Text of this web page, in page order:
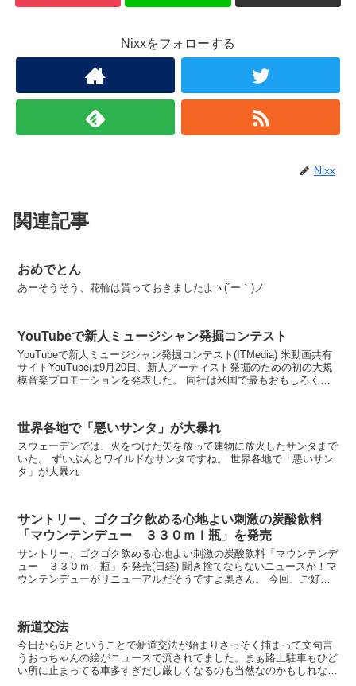
Nixxをフォローする
Nixx
関連記事
おめでとん
あーそうそう、花輪は貰っておきましたよヽ(´ー｀)ノ
YouTubeで新人ミュージシャン発掘コンテスト
YouTubeで新人ミュージシャン発掘コンテスト(ITMedia) 米動画共有
サイトYouTubeは9月20日、新人アーティスト発掘のための初の大規
模音楽プロモーションを発表した。 同社は米国で最もおもしろくク
世界各地で「悪いサンタ」が大暴れ
スウェーデンでは、火をつけた矢を放って建物に放火したサンタまで
いた。 ずいぶんとワイルドなサンタですね。 世界各地で「悪いサン
タ」が大暴れ
サントリー、ゴクゴク飲める心地よい刺激の炭酸飲料
「マウンテンデュー ３３０ｍｌ瓶」を発売
サントリー、ゴクゴク飲める心地よい刺激の炭酸飲料「マウンテンデ
ュー ３３０ｍｌ瓶」を発売(日経) 聞き捨てならないニュースが！マ
ウンテンデューがリニューアルだそうですよ奥さん。 今回、ご好評
新道交法
今日から6月ということで新道交法が始まりさっそく捕まって文句言
うおっちゃんの絵がニュースで流されてました。まぁ路上駐車もひど
い所に止まってる車多すぎだし厳しくなるのも当然なのかもしれない